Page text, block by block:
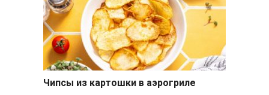
Чипсы из картошки в аэрогриле